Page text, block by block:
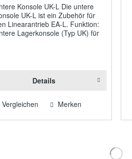
Konsole UK-L Die untere
UK-L ist ein Zubehör für
Linearantrieb EA-L. Funktion:
Lagerkonsole (Typ UK) für
Details
Vergleichen Merken